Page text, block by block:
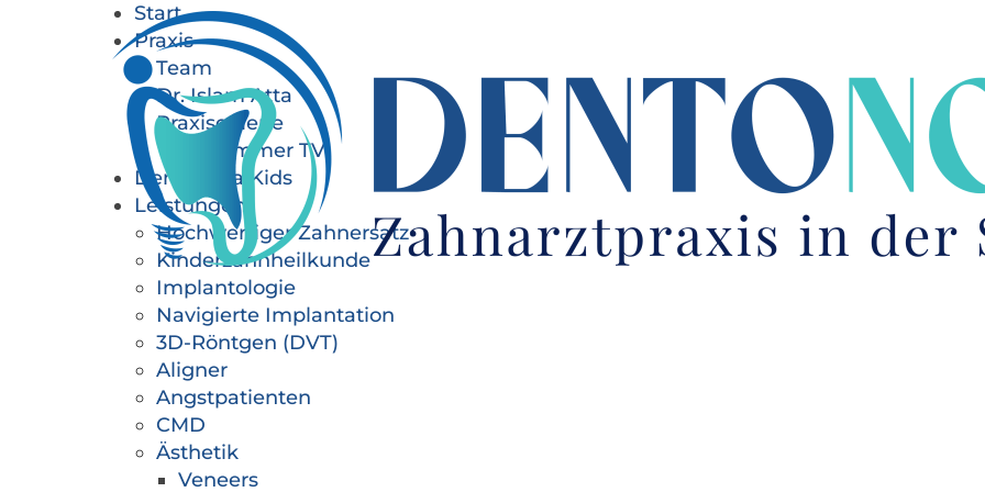
Start
Praxis
Team
Dr. Islam Atta
Praxisgalerie
Wartezimmer TV
Dentonova Kids
Leistungen
Hochwertiger Zahnersatz
Kinderzahnheilkunde
Implantologie
Navigierte Implantation
3D-Röntgen (DVT)
Aligner
Angstpatienten
CMD
Ästhetik
Veneers